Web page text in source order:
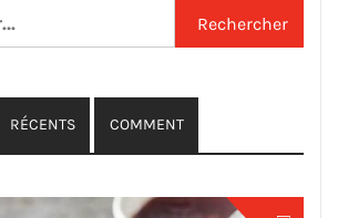
RÉCENTS COMMENT